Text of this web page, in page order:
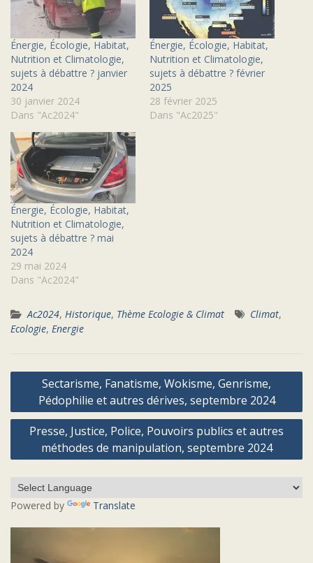
Énergie, Écologie, Habitat,
Nutrition et Climatologie,
sujets à débattre ? janvier
2024
30 janvier 2024
Dans "Ac2024"
Énergie, Écologie, Habitat,
Nutrition et Climatologie,
sujets à débattre ? février
2025
28 février 2025
Dans "Ac2025"
Énergie, Écologie, Habitat,
Nutrition et Climatologie,
sujets à débattre ? mai
2024
29 mai 2024
Dans "Ac2024"
Ac2024, Historique, Thème Ecologie & Climat Climat,
Ecologie, Energie
Navigation
l’article
Sectarisme, Fanatisme, Wokisme, Genrisme,
Pédophilie et autres dérives, septembre 2024
Presse, Justice, Police, Pouvoirs publics et autres
méthodes de manipulation, septembre 2024
Powered by Translate